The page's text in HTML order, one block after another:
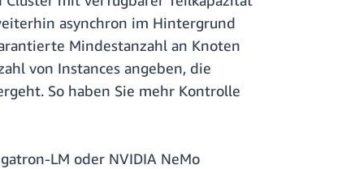
asynchron im Hintergrund
Mindestanzahl an Knoten
von Instances angeben, die
So haben Sie mehr Kontrolle
LM oder NVIDIA NeMo